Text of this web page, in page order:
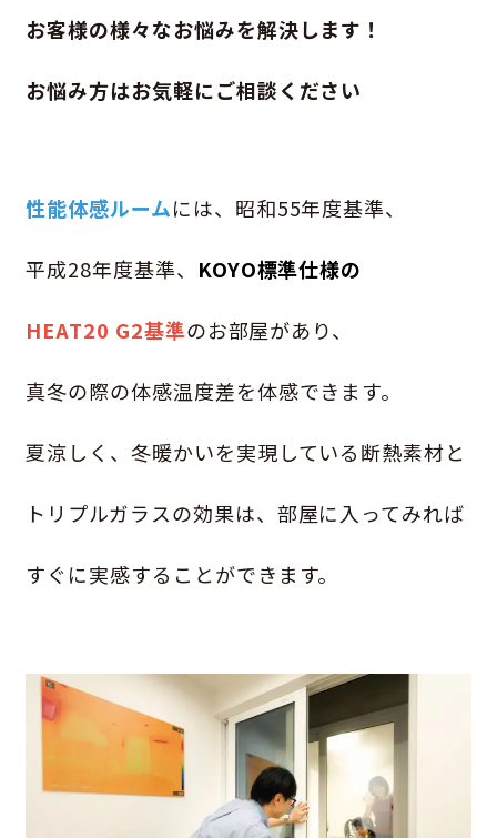
お客様の様々なお悩みを解決します！
お悩み方はお気軽にご相談ください
性能体感ルームには、昭和55年度基準、
平成28年度基準、 KOYO標準仕様の
HEAT20 G2基準のお部屋があり、
真冬の際の体感温度差を体感できます。
夏涼しく、冬暖かいを実現している断熱素材と
トリプルガラスの効果は、部屋に入ってみれば
すぐに実感することができます。